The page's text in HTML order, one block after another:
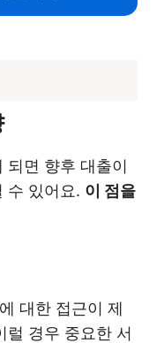
되면 향후 대출이
수 있어요. 이 점을
대한 접근이 제
럴 경우 중요한 서